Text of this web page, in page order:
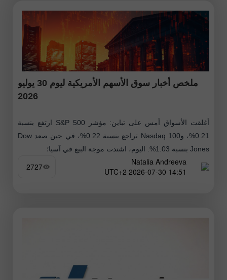
ملخص أخبار سوق الأسهم الأمريكية ليوم 30 يوليو
2026
أغلقت الأسواق أمس على تباين: مؤشر S&P 500 ارتفع بنسبة
0.21%، وNasdaq 100 تراجع بنسبة 0.22%، في حين صعد Dow
Jones بنسبة 1.03%. اليوم، اشتدت موجة البيع في آسيا؛
Natalia Andreeva
14:51 2026-07-30 UTC+2
2727